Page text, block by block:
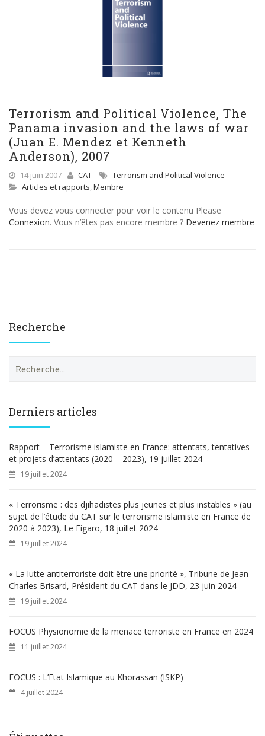
Terrorism and Political Violence, The
Panama invasion and the laws of war
(Juan E. Mendez et Kenneth
Anderson), 2007
14 juin 2007 CAT
Terrorism and Political Violence
Articles et rapports, Membre
Vous devez vous connecter pour voir le contenu Please
Connexion. Vous n’êtes pas encore membre ? Devenez membre
Recherche
e
h
e
r
Derniers articles
Rapport – Terrorisme islamiste en France: attentats, tentatives
et projets d’attentats (2020 – 2023), 19 juillet 2024
19 juillet 2024
« Terrorisme : des djihadistes plus jeunes et plus instables » (au
sujet de l’étude du CAT sur le terrorisme islamiste en France de
2020 à 2023), Le Figaro, 18 juillet 2024
19 juillet 2024
« La lutte antiterroriste doit être une priorité », Tribune de Jean-
Charles Brisard, Président du CAT dans le JDD, 23 juin 2024
19 juillet 2024
FOCUS Physionomie de la menace terroriste en France en 2024
11 juillet 2024
FOCUS : L’Etat Islamique au Khorassan (ISKP)
4 juillet 2024